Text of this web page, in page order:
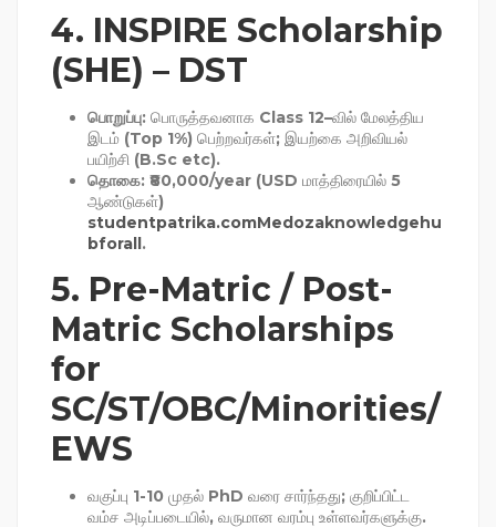
4. INSPIRE Scholarship
(SHE) – DST
பொறுப்பு: பொருத்தவனாக Class 12–வில் மேலத்திய
இடம் (Top 1%) பெற்றவர்கள்; இயற்கை அறிவியல்
பயிற்சி (B.Sc etc).
தொகை: ₹80,000/year (USD மாத்திரையில் 5
ஆண்டுகள்)
studentpatrika.comMedozaknowledgehu
bforall.
5. Pre-Matric / Post-
Matric Scholarships
for
SC/ST/OBC/Minorities/
EWS
வகுப்பு 1-10 முதல் PhD வரை சார்ந்தது; குறிப்பிட்ட
வம்ச அடிப்படையில், வருமான வரம்பு உள்ளவர்களுக்கு.